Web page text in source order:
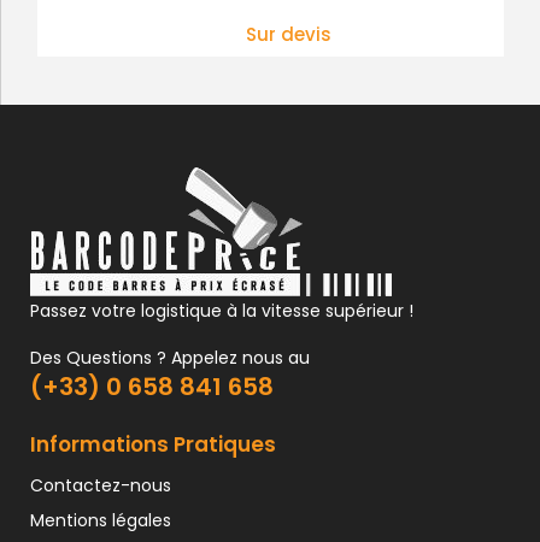
Sur devis
Passez votre logistique à la vitesse supérieur !
Des Questions ? Appelez nous au
(+33) 0 658 841 658
Informations Pratiques
Contactez-nous
Mentions légales